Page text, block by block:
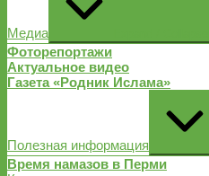
Медиа
Фоторепортажи
Актуальное видео
Газета «Родник Ислама»
Полезная информация
Время намазов в Перми